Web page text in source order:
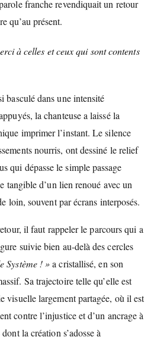
franche revendiquait un retour
qu’au présent.
à celles et ceux qui sont contents
basculé dans une intensité
la chanteuse a laissé la
imprimer l’instant. Le silence
nourris, ont dessiné le relief
qui dépasse le simple passage
tangible d’un lien renoué avec un
loin, souvent par écrans interposés.
il faut rappeler le parcours qui a
suivie bien au-delà des cercles
Système ! »a cristallisé, en son
Sa trajectoire telle qu’elle est
visuelle largement partagée, où il est
contre l’injustice et d’un ancrage à
la création s’adosse à